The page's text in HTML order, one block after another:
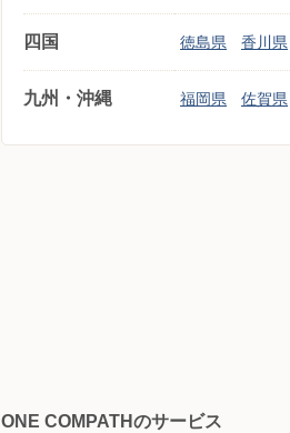
四国 徳島県 香川県
九州・沖縄 福岡県 佐賀県
ONE COMPATHのサービス